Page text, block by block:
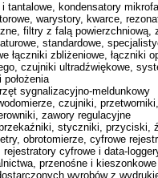
tantalowe, kondensatory
warystory, kwarce,
filtry z falą powierzchniową,
standardowe,
łączniki zbliżeniowe, łączniki
czujniki ultradźwiękowe,
sygnalizacyjno-meldunkowy
czujniki,
zawory regulacyjne
styczniki, przyciski,
obrotomierze, cyfrowe
rejestratory cyfrowe i data-
przenośne i
wyrobów z